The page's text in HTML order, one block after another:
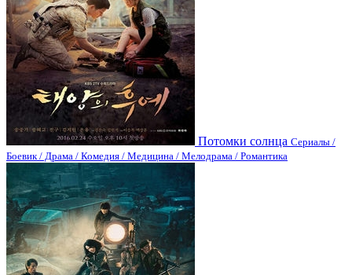
Потомки солнца Сериалы /
Боевик / Драма / Комедия / Медицина / Мелодрама / Романтика